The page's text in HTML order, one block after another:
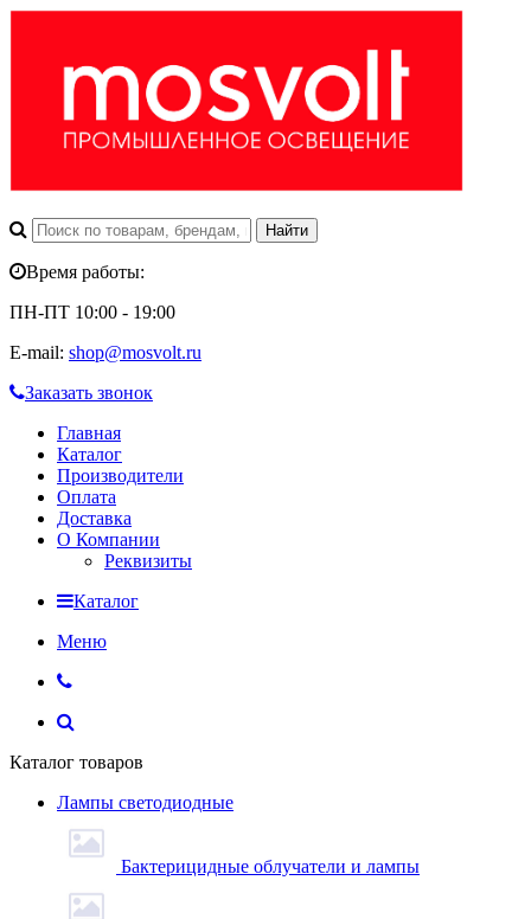
Время работы:
ПН-ПТ 10:00 - 19:00
E-mail: shop@mosvolt.ru
Заказать звонок
Главная
Каталог
Производители
Оплата
Доставка
О Компании
Реквизиты
Каталог
Меню
Каталог товаров
Лампы светодиодные
Бактерицидные облучатели и лампы